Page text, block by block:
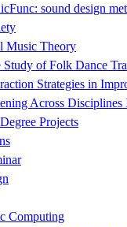
sound design
Music Theory
Study of Folk Dance
Strategies in
Across Disciplines
Projects
Computing